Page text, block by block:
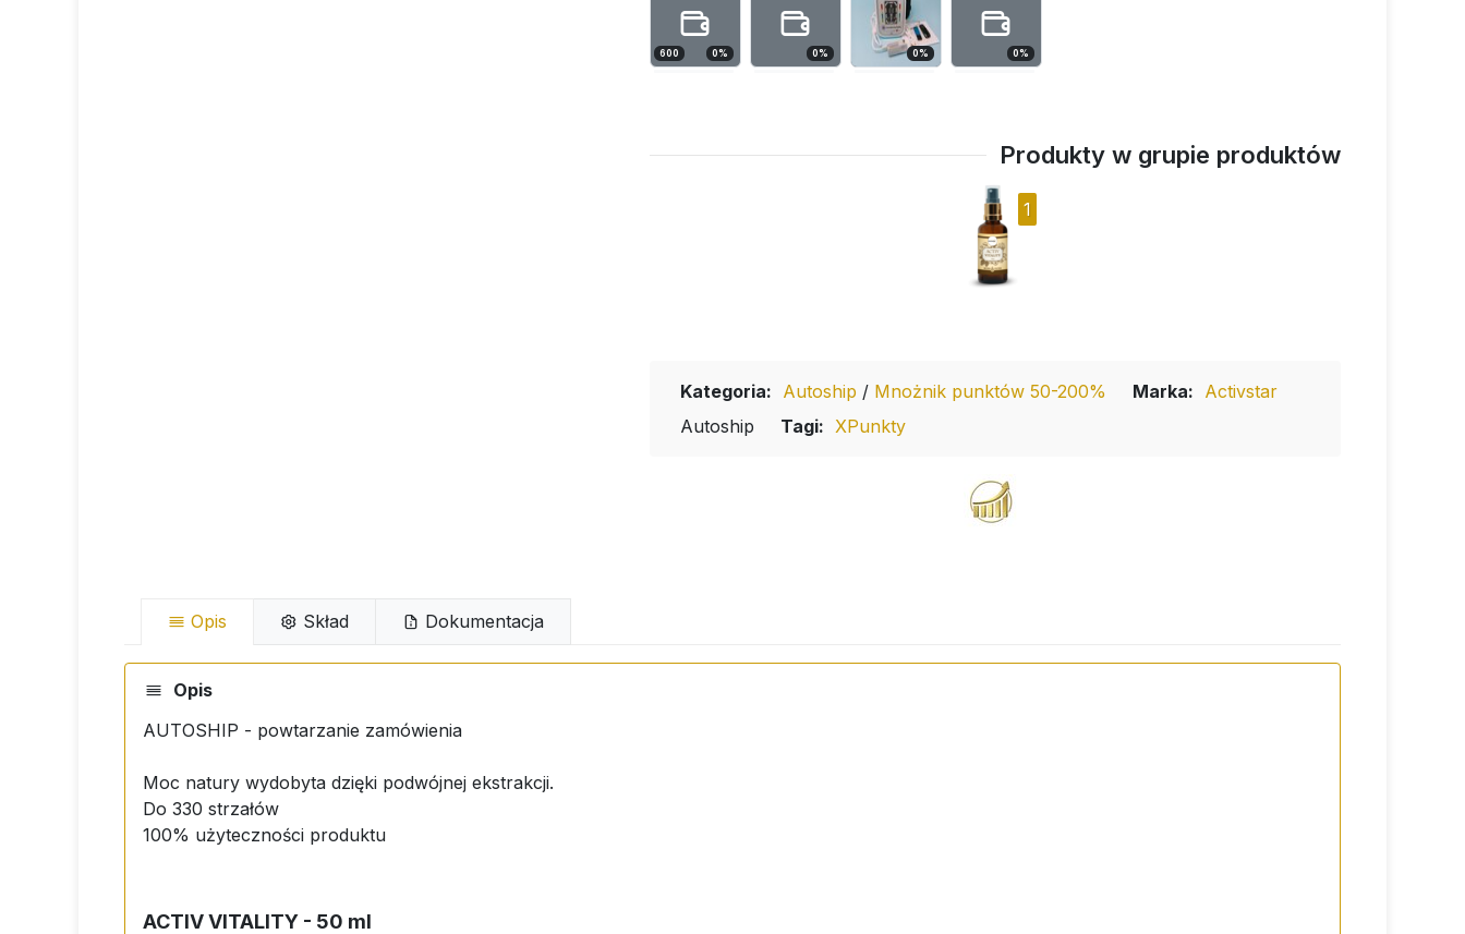
600 0% 0% 0% 0%
Produkty w grupie produktów
1
Kategoria: Autoship / Mnożnik punktów 50-200% Marka: Activstar
Autoship
Tagi: XPunkty
Opis Skład Dokumentacja
Opis
AUTOSHIP - powtarzanie zamówienia
Moc natury wydobyta dzięki podwójnej ekstrakcji.
Do 330 strzałów
100% użyteczności produktu
ACTIV VITALITY - 50 ml